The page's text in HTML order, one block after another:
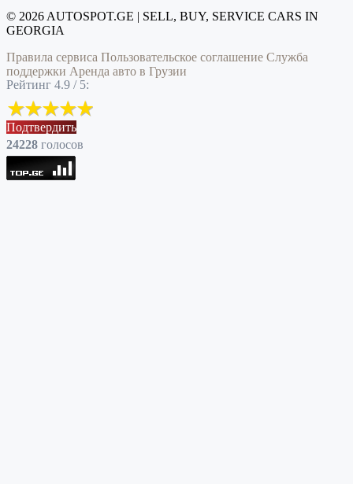
© 2026 AUTOSPOT.GE | SELL, BUY, SERVICE CARS IN
GEORGIA
Правила сервиса Пользовательское соглашение Служба
поддержки Аренда авто в Грузии
Рейтинг 4.9 / 5:
Подтвердить
24228 голоcов